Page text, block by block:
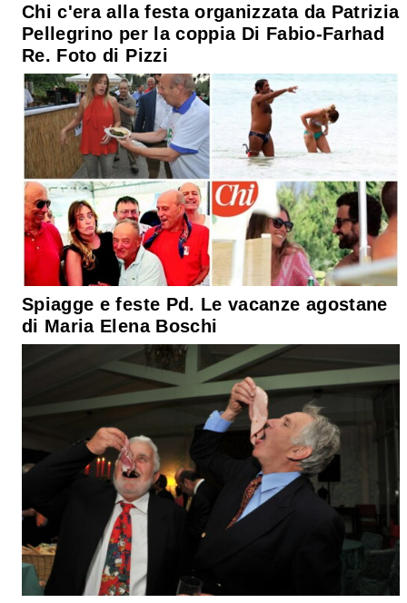
Chi c'era alla festa organizzata da Patrizia
Pellegrino per la coppia Di Fabio-Farhad
Re. Foto di Pizzi
Spiagge e feste Pd. Le vacanze agostane
di Maria Elena Boschi